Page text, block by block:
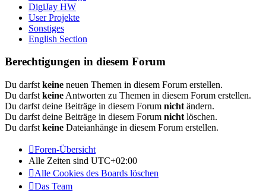
DigiJay HW
User Projekte
Sonstiges
English Section
Berechtigungen in diesem Forum
Du darfst keine neuen Themen in diesem Forum erstellen.
Du darfst keine Antworten zu Themen in diesem Forum erstellen.
Du darfst deine Beiträge in diesem Forum nicht ändern.
Du darfst deine Beiträge in diesem Forum nicht löschen.
Du darfst keine Dateianhänge in diesem Forum erstellen.
Foren-Übersicht
Alle Zeiten sind UTC+02:00
Alle Cookies des Boards löschen
Das Team